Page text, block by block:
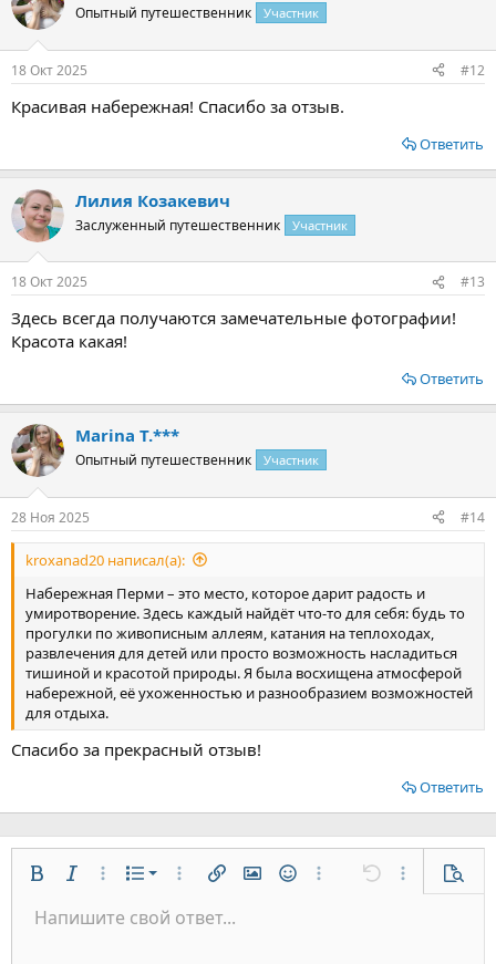
Опытный путешественник Участник
18 Окт 2025 #12
Красивая набережная! Спасибо за отзыв.
Ответить
Лилия Козакевич
Заслуженный путешественник Участник
18 Окт 2025 #13
Здесь всегда получаются замечательные фотографии!
Красота какая!
Ответить
Marina T.***
Опытный путешественник Участник
28 Ноя 2025 #14
kroxanad20 написал(а):
Набережная Перми – это место, которое дарит радость и
умиротворение. Здесь каждый найдёт что-то для себя: будь то
прогулки по живописным аллеям, катания на теплоходах,
развлечения для детей или просто возможность насладиться
тишиной и красотой природы. Я была восхищена атмосферой
набережной, её ухоженностью и разнообразием возможностей
для отдыха.
Спасибо за прекрасный отзыв!
Ответить
ЖирныйКурсивДополнительно...
СписокНумерованный список
Маркированный список
Дополнительно...
Вставить ссылку
Вставить изображение
СмайлыДополнительно...
Отменить
Размер шрифта
9
Цвет текста
Шрифт Arial
Зачёркнутый
Подчёркнутый
Однострочный код
ВыравниваниеПо левому краю
Формат параграфа
Обычный
ЦитатаМедиаВставить таблицу
Вставить горизонтальную линию
Спойлер
Код
Повторить
Переключить режим работы редактора
Удалить форматирование
ЧерновикиСохранить черновик
Напишите свой ответ...